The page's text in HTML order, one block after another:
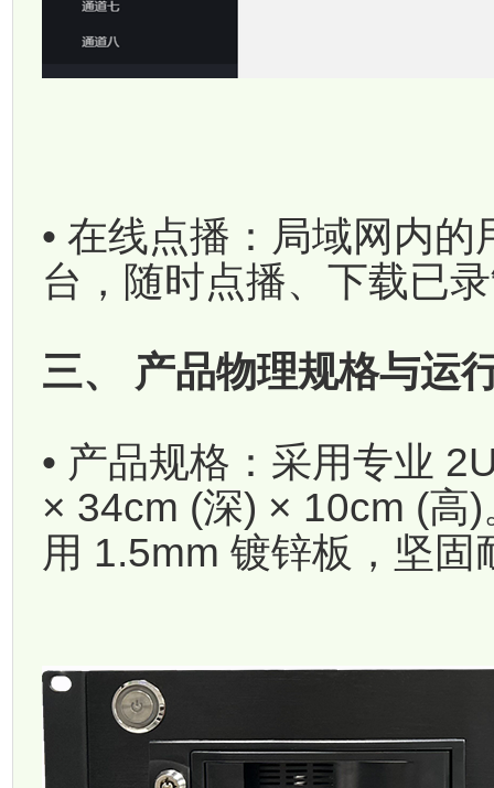
• 在线点播：局域网内
台，随时点播、下载已
三、 产品物理规格与运
• 产品规格：采用专业
× 34cm (深) × 10cm (高
用 1.5mm 镀锌板，坚固